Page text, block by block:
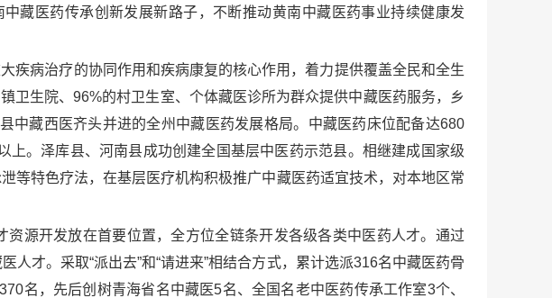
藏医药传承创新发展新路子，不断推动黄南中藏医药事业持续健康发
疾病治疗的协同作用和疾病康复的核心作用，着力提供覆盖全民和全生
卫生院、96%的村卫生室、个体藏医诊所为群众提供中藏医药服务，乡
中藏西医齐头并进的全州中藏医药发展格局。中藏医药床位配备达680
。泽库县、河南县成功创建全国基层中医药示范县。相继建成国家级
等特色疗法，在基层医疗机构积极推广中藏医药适宜技术，对本地区常
源开发放在首要位置，全方位全链条开发各级各类中医药人才。通过
才。采取“派出去”和“请进来”相结合方式，累计选派316名中藏医药骨
名，先后创树青海省名中藏医5名、全国名老中医药传承工作室3个、